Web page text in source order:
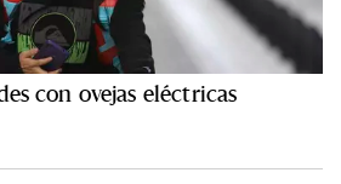
con ovejas eléctricas